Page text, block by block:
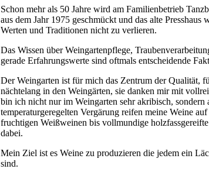
Schon mehr als 50 Jahre wird am Familienbetrieb
aus dem Jahr 1975 geschmückt und das alte
Werten und Traditionen nicht zu verlieren.
Das Wissen über Weingartenpflege,
gerade Erfahrungswerte sind oftmals entscheidende
Der Weingarten ist für mich das Zentrum der Qualität,
nächtelang in den Weingärten, sie danken mir mit
bin ich nicht nur im Weingarten sehr akribisch,
temperaturgeregelten Vergärung reifen meine Weine
fruchtigen Weißweinen bis vollmundige
dabei.
Mein Ziel ist es Weine zu produzieren die jedem ein
sind.